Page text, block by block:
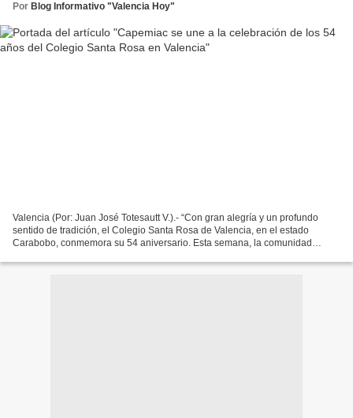
Por Blog Informativo "Valencia Hoy"
Valencia (Por: Juan José Totesautt V.).- “Con gran alegría y un profundo
sentido de tradición, el Colegio Santa Rosa de Valencia, en el estado
Carabobo, conmemora su 54 aniversario. Esta semana, la comunidad